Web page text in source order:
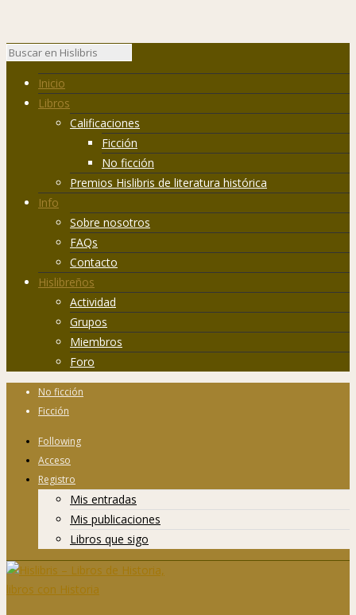
Inicio
Libros
Calificaciones
Ficción
No ficción
Premios Hislibris de literatura histórica
Info
Sobre nosotros
FAQs
Contacto
Hislibreños
Actividad
Grupos
Miembros
Foro
No ficción
Ficción
Following
Acceso
Registro
Mis entradas
Mis publicaciones
Libros que sigo